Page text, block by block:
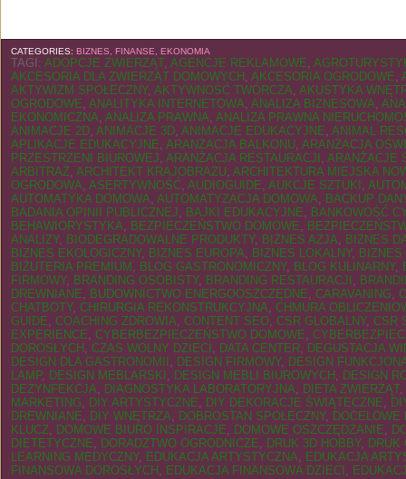
CATEGORIES: BIZNES, FINANSE, EKONOMIA
TAGI: ADOPCJE ZWIERZĄT, AGENCJE REKLAMOWE,
AKCESORIA DLA ZWIERZĄT DOMOWYCH , AKCESORIA OGRODOWE,
AKTYWIZM SPOŁECZNY, AKTYWNOŚĆ TWÓRCZA, AKUSTYKA
OGRODOWE, ANALITYKA INTERNETOWA, ANALIZA BIZNESOWA,
EKONOMICZNA, ANALIZA PRAWNA, ANALIZA PRAWNA
ANIMACJE 2D, ANIMACJE 3D, ANIMACJE EDUKACYJNE, ANIMAL
APLIKACJE EDUKACYJNE, ARANŻACJA BALKONU, ARANŻACJA
PRZESTRZENI BIUROWEJ, ARANŻACJA RESTAURACJI , ARANŻACJE
ARBITRAŻ, ARCHITEKT KRAJOBRAZU, ARCHITEKTURA MIEJSKA
OGRODOWA, ASERTYWNOŚĆ, AUDIOGUIDE, AUKCJE SZTUKI ,
AUTOMATYKA DOMOWA, AUTOMATYZACJA DOMOWA, BACKUP
BADANIA OPINII PUBLICZNEJ, BAJKI EDUKACYJNE, BANKOWOŚĆ
BEHAWIORYSTYKA, BEZPIECZEŃSTWO DOMOWE,
ANALIZY, BIODEGRADOWALNE PRODUKTY, BIZNES AZJA, BIZNES
BIZNES EKOLOGICZNY, BIZNES EUROPA, BIZNES LOKALNY, BIZNES
BIŻUTERIA PREMIUM , BLOG GASTRONOMICZNY, BLOG KULINARNY,
FIRMOWY, BRANDING OSOBISTY, BRANDING RESTAURACJI ,
DREWNIANE, BUDOWNICTWO ENERGOOSZCZĘDNE, CARAVANING,
CHATBOTY, CHIRURGIA REKONSTRUKCYJNA, CHMURA
GUIDE, COACHING ZDROWIA, CONTENT SEO, CSR GLOBALNY, CSR
EXPERIENCE, CYBERBEZPIECZEŃSTWO DOMOWE,
DOROSŁYCH , CZAS WOLNY DZIECI , DATA CENTER, DEGUSTACJA
DESIGN DLA GASTRONOMII , DESIGN FIRMOWY, DESIGN
LAMP, DESIGN MEBLARSKI , DESIGN MEBLI BIUROWYCH , DESIGN
DEZYNFEKCJA, DIAGNOSTYKA LABORATORYJNA, DIETA ZWIERZĄT,
MARKETING, DIY ARTYSTYCZNE, DIY DEKORACJE ŚWIĄTECZNE,
DREWNIANE, DIY WNĘTRZA, DOBROSTAN SPOŁECZNY, DOCELOWE
KLUCZ, DOMOWE BIURO INSPIRACJE, DOMOWE OSZCZĘDZANIE,
DIETETYCZNE, DORADZTWO OGRODNICZE, DRUK 3D HOBBY, DRUK
LEARNING MEDYCZNY, EDUKACJA ARTYSTYCZNA, EDUKACJA
FINANSOWA DOROSŁYCH , EDUKACJA FINANSOWA DZIECI ,